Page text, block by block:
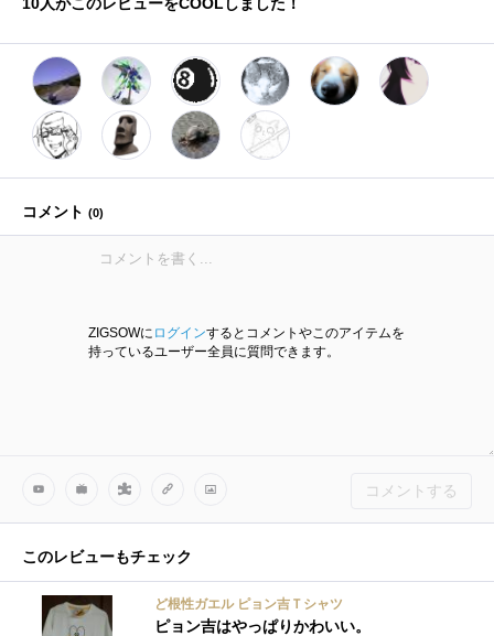
コメント (0)
ZIGSOWに ログインするとコメントやこのアイテムを
持っているユーザー全員に質問できます。
コメントする
このレビューもチェック
ど根性ガエル ピョン吉Ｔシャツ
ピョン吉はやっぱりかわいい。